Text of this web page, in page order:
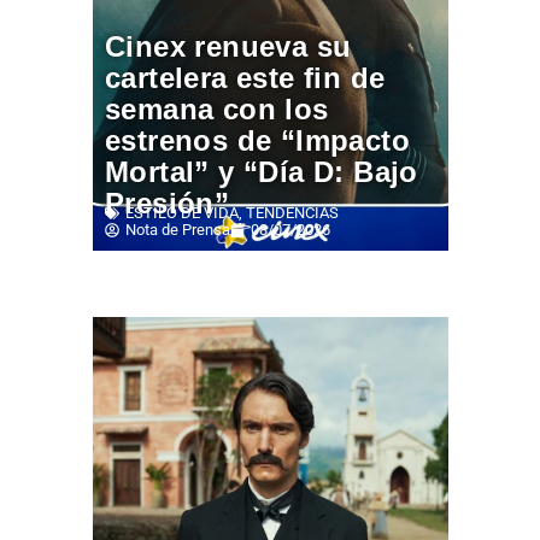
Cinex renueva su
cartelera este fin de
semana con los
estrenos de “Impacto
Mortal” y “Día D: Bajo
Presión”
ESTILO DE VIDA,TENDENCIAS
Nota de Prensa
08/07/2026